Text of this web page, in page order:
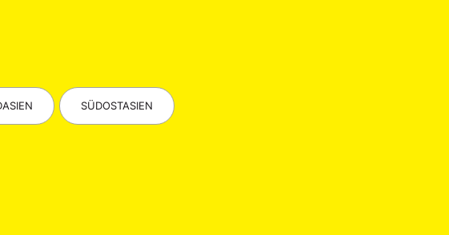
(25) Auszeichnung (12) Bericht
SÜDOSTASIEN